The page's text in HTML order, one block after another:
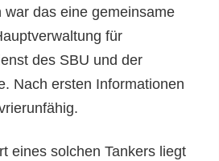
war das eine gemeinsame
für
des SBU und der
Nach ersten Informationen
eines solchen Tankers liegt